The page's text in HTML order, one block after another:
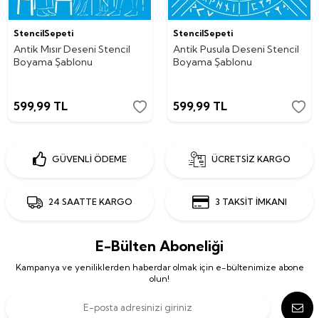
StencilSepeti
Antik Mısır Deseni Stencil
Boyama Şablonu
599,99 TL
StencilSepeti
Antik Pusula Deseni Stencil
Boyama Şablonu
599,99TL
GÜVENLİ ÖDEME ÜCRETSİZ KARGO
24 SAATTE KARGO 3 TAKSİT İMKANI
E-Bülten Aboneliği
Kampanya ve yeniliklerden haberdar olmak için e-bültenimize abone
olun!